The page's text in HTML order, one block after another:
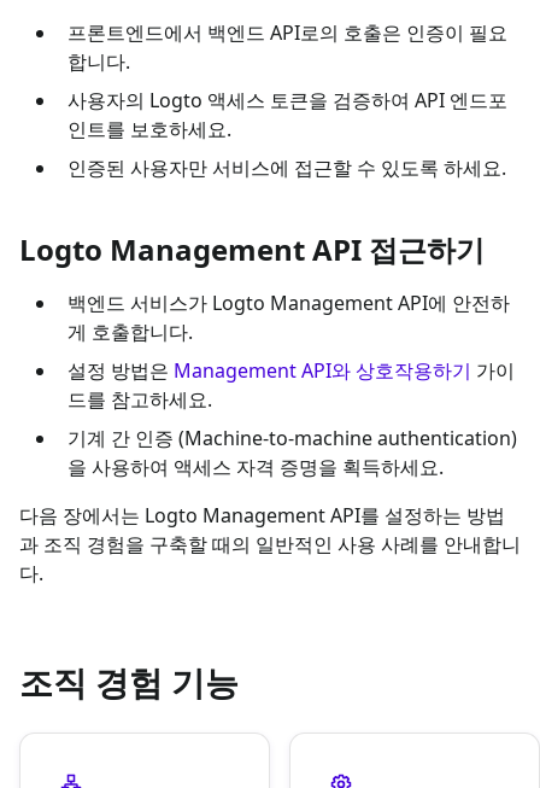
프론트엔드에서 백엔드 API로의 호출은 인증이 필요
합니다.
사용자의 Logto 액세스 토큰을 검증하여 API 엔드포
인트를 보호하세요.
인증된 사용자만 서비스에 접근할 수 있도록 하세요.
Logto Management API 접근하기
백엔드 서비스가 Logto Management API에 안전하
게 호출합니다.
설정 방법은 Management API와 상호작용하기 가이
드를 참고하세요.
기계 간 인증 (Machine-to-machine authentication)
을 사용하여 액세스 자격 증명을 획득하세요.
다음 장에서는 Logto Management API를 설정하는 방법
과 조직 경험을 구축할 때의 일반적인 사용 사례를 안내합니
다.
조직 경험 기능